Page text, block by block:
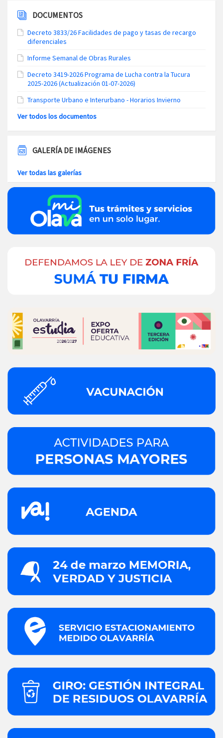
DOCUMENTOS
Decreto 3833/26 Facilidades de pago y tasas de recargo
diferenciales
Informe Semanal de Obras Rurales
Decreto 3419-2026 Programa de Lucha contra la Tucura
2025-2026 (Actualización 01-07-2026)
Transporte Urbano e Interurbano - Horarios Invierno
Ver todos los documentos
GALERÍA DE IMÁGENES
Ver todas las galerías